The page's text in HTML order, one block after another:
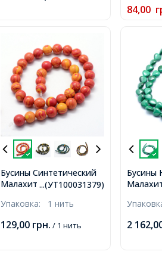
84,00
...(УТ100031379)
Бусины Синтетический
Малахит Круглые
Красный, 8мм,
43шт/35.5см/нить,
Упаковка: 1 нить
129,00 грн. / 1 нить
Бусины
0.6мм,
2